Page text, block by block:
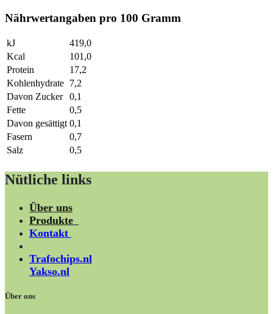
Nährwertangaben pro 100 Gramm
kJ
419,0
Kcal
101,0
Protein
17,2
Kohlenhydrate 7,2
Davon Zucker
0,1
Fette
0,5
Davon gesättigt 0,1
Fasern
0,7
Salz
0,5
Nütliche links
Über uns
Produkte
Kontakt
Trafochips.nl
Yakso.nl
Über ons